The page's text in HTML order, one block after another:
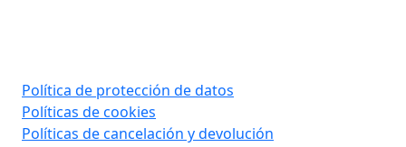
Política de protección de datos
Políticas de cookies
Políticas de cancelación y devolución